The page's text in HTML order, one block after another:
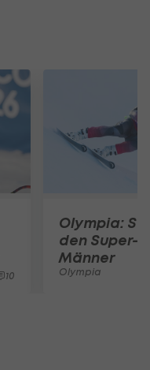
10
Olympia:
den Super-
Männer
Olympia